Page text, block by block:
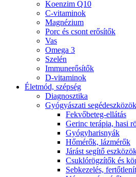
Koenzim Q10
C-vitaminok
Magnézium
Porc és csont erősítők
Vas
Omega 3
Szelén
Immunerősítők
D-vitaminok
Életmód, szépség
Diagnosztika
Gyógyászati segédeszközök
Fekvőbeteg-ellátás
Gerinc terápia, hasi
Gyógyharisnyák
Hőmérők, lázmérők
Járást segítő
Csuklórögzítők és
Sebkezelés,